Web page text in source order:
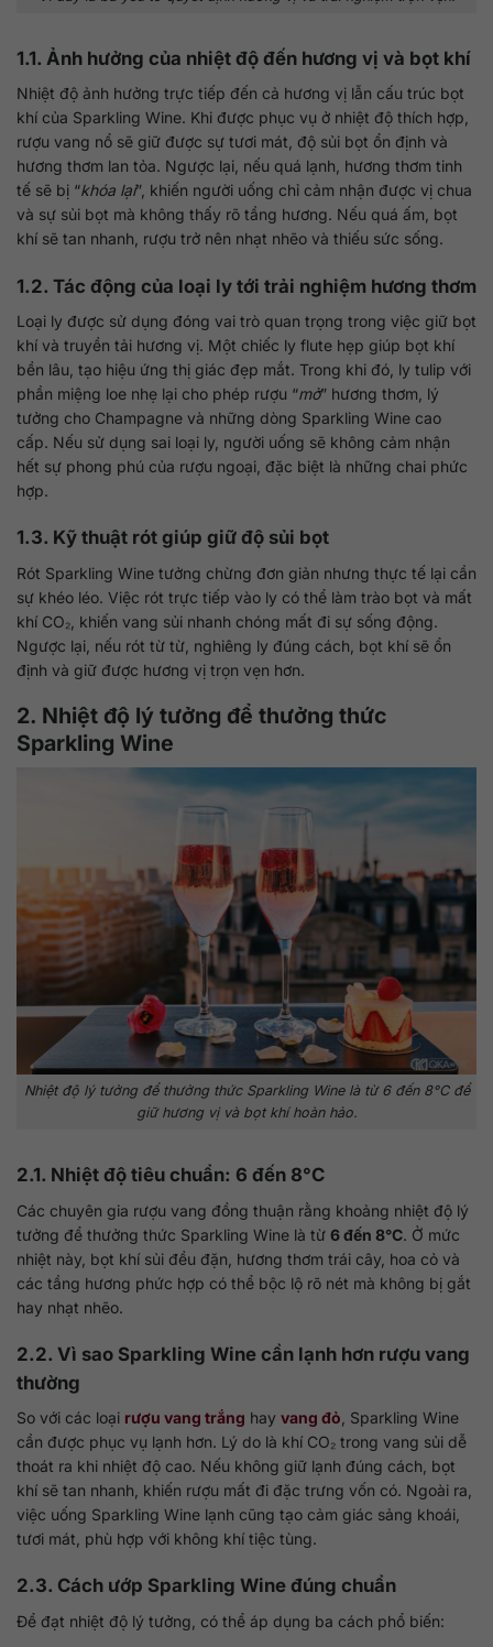
1.1. Ảnh hưởng của nhiệt độ đến hương vị và bọt khí
Nhiệt độ ảnh hưởng trực tiếp đến cả hương vị lẫn cấu trúc bọt
khí của Sparkling Wine. Khi được phục vụ ở nhiệt độ thích hợp,
rượu vang nổ sẽ giữ được sự tươi mát, độ sủi bọt ổn định và
hương thơm lan tỏa. Ngược lại, nếu quá lạnh, hương thơm tinh
tế sẽ bị “khóa lại”, khiến người uống chỉ cảm nhận được vị chua
và sự sủi bọt mà không thấy rõ tầng hương. Nếu quá ấm, bọt
khí sẽ tan nhanh, rượu trở nên nhạt nhẽo và thiếu sức sống.
1.2. Tác động của loại ly tới trải nghiệm hương thơm
Loại ly được sử dụng đóng vai trò quan trọng trong việc giữ bọt
khí và truyền tải hương vị. Một chiếc ly flute hẹp giúp bọt khí
bền lâu, tạo hiệu ứng thị giác đẹp mắt. Trong khi đó, ly tulip với
phần miệng loe nhẹ lại cho phép rượu “mở” hương thơm, lý
tưởng cho Champagne và những dòng Sparkling Wine cao
cấp. Nếu sử dụng sai loại ly, người uống sẽ không cảm nhận
hết sự phong phú của rượu ngoại, đặc biệt là những chai phức
hợp.
1.3. Kỹ thuật rót giúp giữ độ sủi bọt
Rót Sparkling Wine tưởng chừng đơn giản nhưng thực tế lại cần
sự khéo léo. Việc rót trực tiếp vào ly có thể làm trào bọt và mất
khí CO₂, khiến vang sủi nhanh chóng mất đi sự sống động.
Ngược lại, nếu rót từ từ, nghiêng ly đúng cách, bọt khí sẽ ổn
định và giữ được hương vị trọn vẹn hơn.
2. Nhiệt độ lý tưởng để thưởng thức
Sparkling Wine
Nhiệt độ lý tưởng để thưởng thức Sparkling Wine là từ 6 đến 8°C để
giữ hương vị và bọt khí hoàn hảo.
2.1. Nhiệt độ tiêu chuẩn: 6 đến 8°C
Các chuyên gia rượu vang đồng thuận rằng khoảng nhiệt độ lý
tưởng để thưởng thức Sparkling Wine là từ 6 đến 8°C. Ở mức
nhiệt này, bọt khí sủi đều đặn, hương thơm trái cây, hoa cỏ và
các tầng hương phức hợp có thể bộc lộ rõ nét mà không bị gắt
hay nhạt nhẽo.
2.2. Vì sao Sparkling Wine cần lạnh hơn rượu vang
thường
So với các loại rượu vang trắng hay vang đỏ , Sparkling Wine
cần được phục vụ lạnh hơn. Lý do là khí CO₂ trong vang sủi dễ
thoát ra khi nhiệt độ cao. Nếu không giữ lạnh đúng cách, bọt
khí sẽ tan nhanh, khiến rượu mất đi đặc trưng vốn có. Ngoài ra,
việc uống Sparkling Wine lạnh cũng tạo cảm giác sảng khoái,
tươi mát, phù hợp với không khí tiệc tùng.
2.3. Cách ướp Sparkling Wine đúng chuẩn
Để đạt nhiệt độ lý tưởng, có thể áp dụng ba cách phổ biến: